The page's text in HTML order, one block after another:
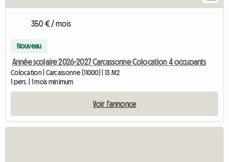
350 € / mois
Nouveau
Année scolaire 2026-2027 Carcassonne Colocation 4 occupants
Colocation | Carcassonne (11000) | 13 M2
1 pers. | 1 mois minimum
Voir l'annonce